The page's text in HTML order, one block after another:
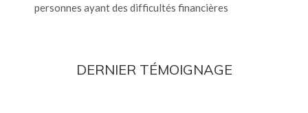
personnes ayant des difficultés financières
DERNIER TÉMOIGNAGE